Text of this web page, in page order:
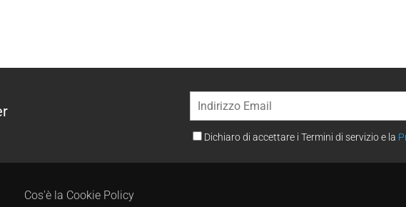
Dichiaro di accettare i Termini di servizio e la
Cos'è la Cookie Policy